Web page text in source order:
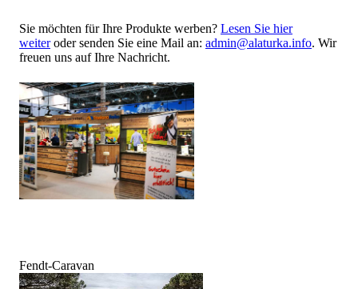
Sie möchten für Ihre Produkte werben? Lesen Sie hier
weiteroder senden Sie eine Mail an: admin@alaturka.info. Wir
freuen uns auf Ihre Nachricht.
Fendt-Caravan